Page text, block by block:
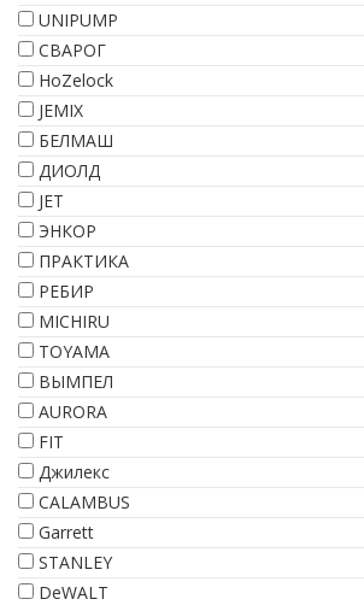
UNIPUMP
СВАРОГ
HoZelock
JEMIX
БЕЛМАШ
ДИОЛД
JET
ЭНКОР
ПРАКТИКА
РЕБИР
MICHIRU
TOYAMA
ВЫМПЕЛ
AURORA
FIT
Джилекс
CALAMBUS
Garrett
STANLEY
DeWALT